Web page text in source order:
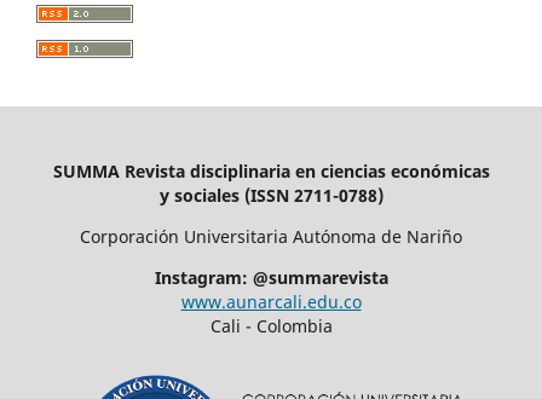
SUMMA Revista disciplinaria en ciencias económicas
y sociales (ISSN 2711-0788)
Corporación Universitaria Autónoma de Nariño
Instagram: @summarevista
www.aunarcali.edu.co
Cali - Colombia